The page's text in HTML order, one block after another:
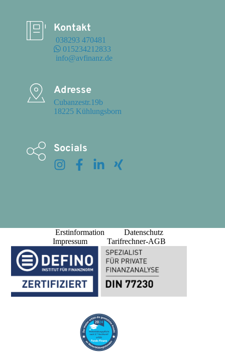
Kontakt
038293 470481
015234212833
info@avfinanz.de
Adresse
Cubanzestr.19b
18225 Kühlungsborn
Socials
Erstinformation
Datenschutz
Impressum
Tarifrechner-AGB